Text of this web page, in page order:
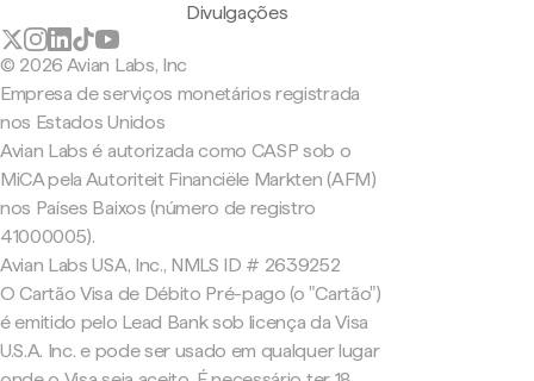
Divulgações
© 2026 Avian Labs, Inc
Empresa de serviços monetários registrada
nos Estados Unidos
Avian Labs é autorizada como CASP sob o
MiCA pela Autoriteit Financiële Markten (AFM)
nos Países Baixos (número de registro
41000005).
Avian Labs USA, Inc., NMLS ID # 2639252
O Cartão Visa de Débito Pré-pago (o "Cartão")
é emitido pelo Lead Bank sob licença da Visa
U.S.A. Inc. e pode ser usado em qualquer lugar